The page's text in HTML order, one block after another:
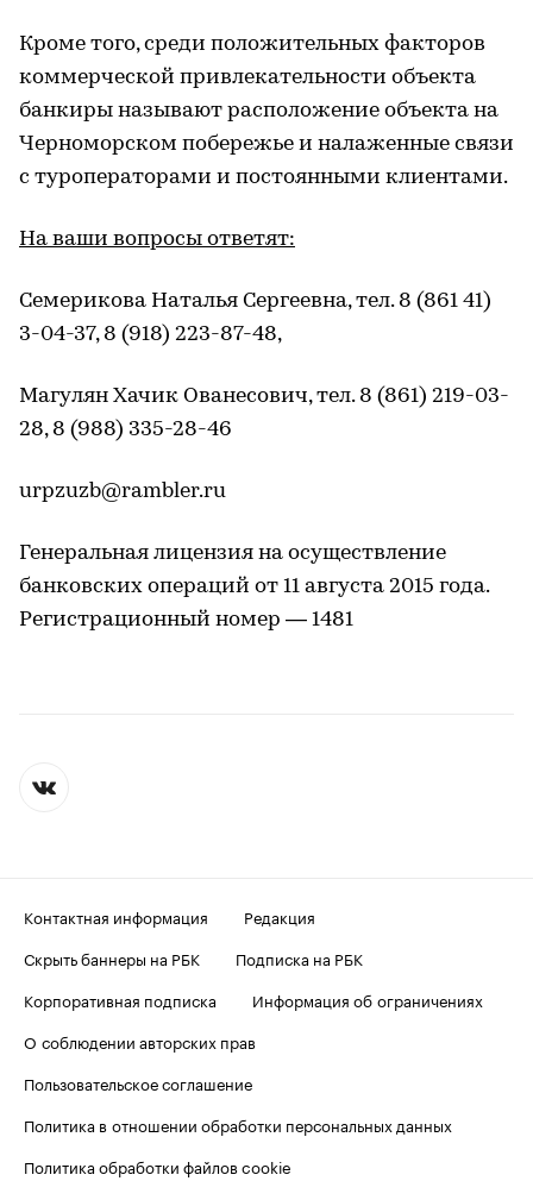
Кроме того, среди положительных факторов
коммерческой привлекательности объекта
банкиры называют расположение объекта на
Черноморском побережье и налаженные связи
с туроператорами и постоянными клиентами.
На ваши вопросы ответят:
Семерикова Наталья Сергеевна, тел. 8 (861 41)
3-04-37, 8 (918) 223-87-48,
Магулян Хачик Ованесович, тел. 8 (861) 219-03-
28, 8 (988) 335-28-46
urpzuzb@rambler.ru
Генеральная лицензия на осуществление
банковских операций от 11 августа 2015 года.
Регистрационный номер — 1481
Контактная информация
Редакция
Скрыть баннеры на РБК
Подписка на РБК
Корпоративная подписка
Информация об ограничениях
О соблюдении авторских прав
Пользовательское соглашение
Политика в отношении обработки персональных данных
Политика обработки файлов cookie